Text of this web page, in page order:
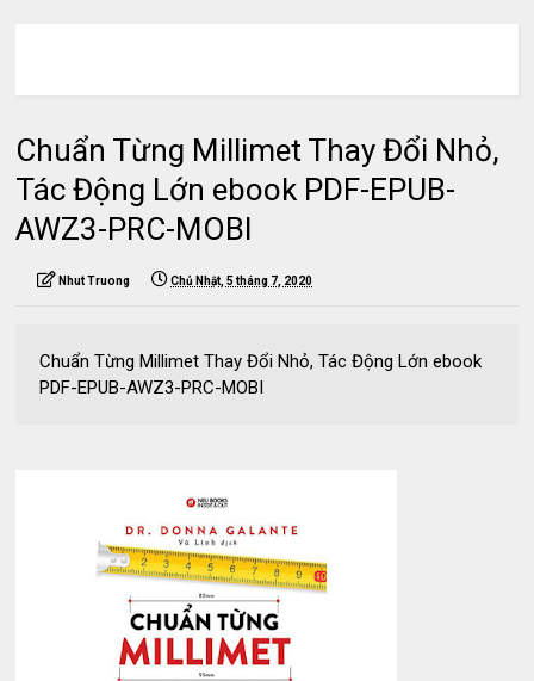
Chuẩn Từng Millimet Thay Đổi Nhỏ,
Tác Động Lớn ebook PDF-EPUB-
AWZ3-PRC-MOBI
Nhut Truong Chủ Nhật, 5 tháng 7, 2020
Chuẩn Từng Millimet Thay Đổi Nhỏ, Tác Động Lớn ebook
PDF-EPUB-AWZ3-PRC-MOBI